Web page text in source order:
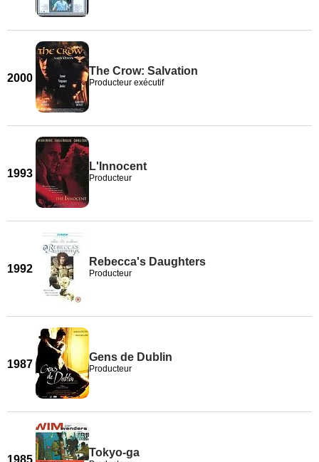
2000
The Crow: Salvation
Producteur exécutif
1993
L'Innocent
Producteur
1992
Rebecca's Daughters
Producteur
1987
Gens de Dublin
Producteur
1985
Tokyo-ga